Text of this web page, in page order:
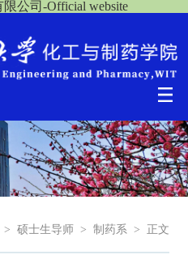
公司-Official website
> 硕士生导师 > 制药系 > 正文